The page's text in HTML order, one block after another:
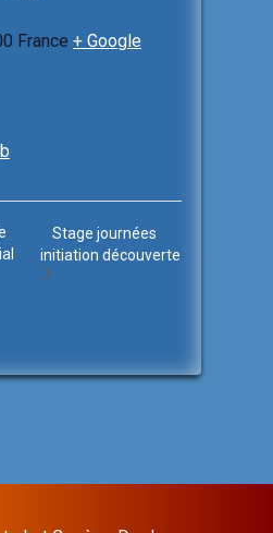
France + Google
Stage journées
initiation découverte